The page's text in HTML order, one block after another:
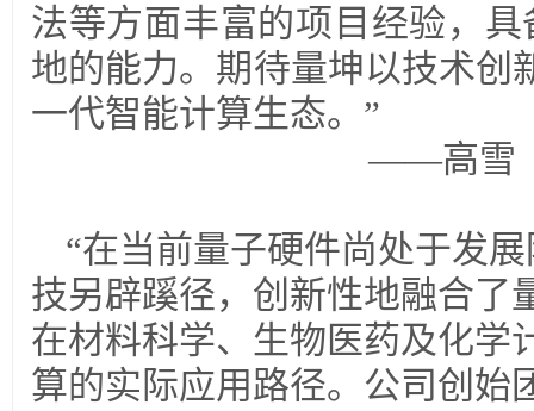
法等方面丰富的项目经验，
地的能力。期待量坤以技术创
一代智能计算生态。”
——高雪
“在当前量子硬件尚处于发
技另辟蹊径，创新性地融合了
在材料科学、生物医药及化学
算的实际应用路径。公司创始